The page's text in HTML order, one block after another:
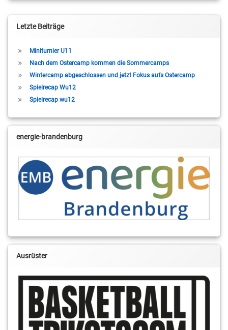
Letzte Beiträge
Miniturnier U11
Nach dem Ostercamp kommen die Sommercamps
Wintercamp abgeschlossen und jetzt Fokus aufs Ostercamp
Spielrecap Wu12
Spielrecap wu12
energie-brandenburg
Ausrüster